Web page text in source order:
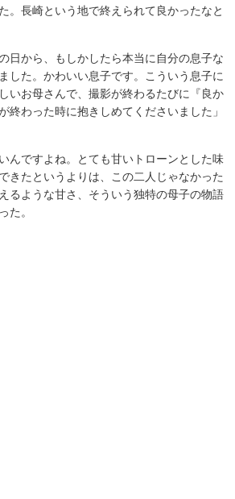
。長崎という地で終えられて良かったなと
から、もしかしたら本当に自分の息子な
した。かわいい息子です。こういう息子に
いお母さんで、撮影が終わるたびに『良か
わった時に抱きしめてくださいました」
んですよね。とても甘いトローンとした味
きたというよりは、この二人じゃなかった
るような甘さ、そういう独特の母子の物語
た。